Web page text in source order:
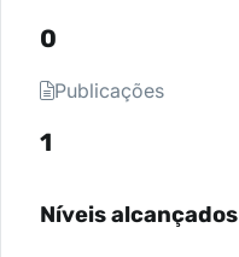
0
Publicações
1
Níveis alcançados